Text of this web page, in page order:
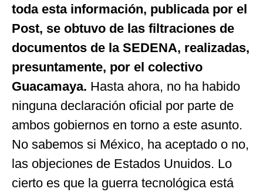
toda esta información, publicada por el
Post, se obtuvo de las filtraciones de
documentos de la SEDENA, realizadas,
presuntamente, por el colectivo
Guacamaya. Hasta ahora, no ha habido
ninguna declaración oficial por parte de
ambos gobiernos en torno a este asunto.
No sabemos si México, ha aceptado o no,
las objeciones de Estados Unuidos. Lo
cierto es que la guerra tecnológica está